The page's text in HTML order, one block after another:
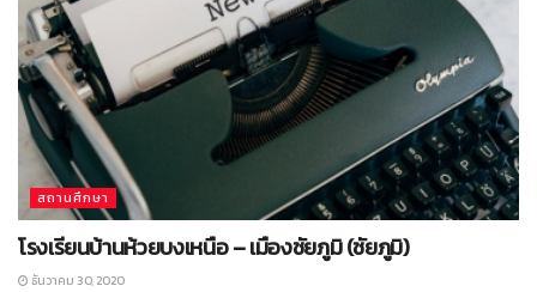
สถานศึกษา
โรงเรียนบ้านห้วยบงเหนือ – เมืองชัยภูมิ (ชัยภูมิ)
ธันวาคม 30, 2020